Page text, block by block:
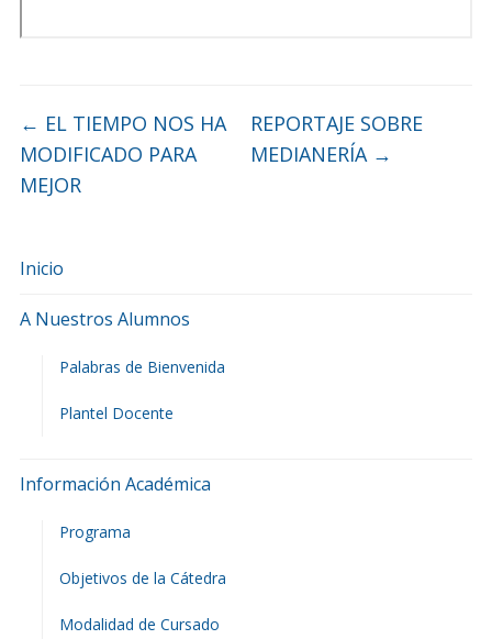
Inicio
A Nuestros Alumnos
Palabras de Bienvenida
Plantel Docente
Información Académica
Programa
Objetivos de la Cátedra
Modalidad de Cursado
← EL TIEMPO NOS HA
MODIFICADO PARA
MEJOR
REPORTAJE SOBRE
MEDIANERÍA →